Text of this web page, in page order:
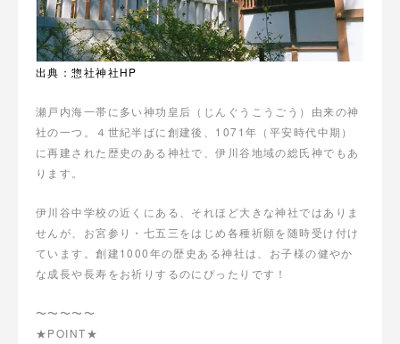
出典：惣社神社HP
瀬戸内海一帯に多い神功皇后（じんぐうこうごう）由来の神
社の一つ。４世紀半ばに創建後、1071年（平安時代中期）
に再建された歴史のある神社で、伊川谷地域の総氏神でもあ
ります。
伊川谷中学校の近くにある、それほど大きな神社ではありま
せんが、お宮参り・七五三をはじめ各種祈願を随時受け付け
ています。創建1000年の歴史ある神社は、お子様の健やか
な成長や長寿をお祈りするのにぴったりです！
〜〜〜〜〜
★POINT★